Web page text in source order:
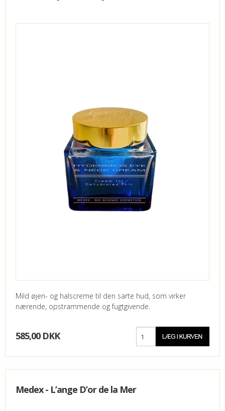
Mild øjen- og halscreme til den sarte hud, som virker
nærende, opstrammende og fugtgivende.
585,00 DKK
Medex - L’ange D’or de la Mer